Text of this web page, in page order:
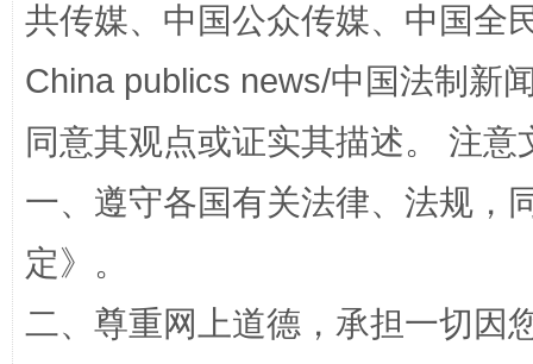
全民健身五年计划来了！等你上场
共传媒、中国公众传媒、中国全
China publics news/中国法制新
同意其观点或证实其描述。 注
一、遵守各国有关法律、法规，
定》。
二、尊重网上道德，承担一切因